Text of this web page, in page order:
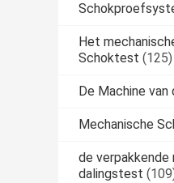
Het
Schoktest (125)
De Machine
Mechanische
de verpakkende
dalingstest